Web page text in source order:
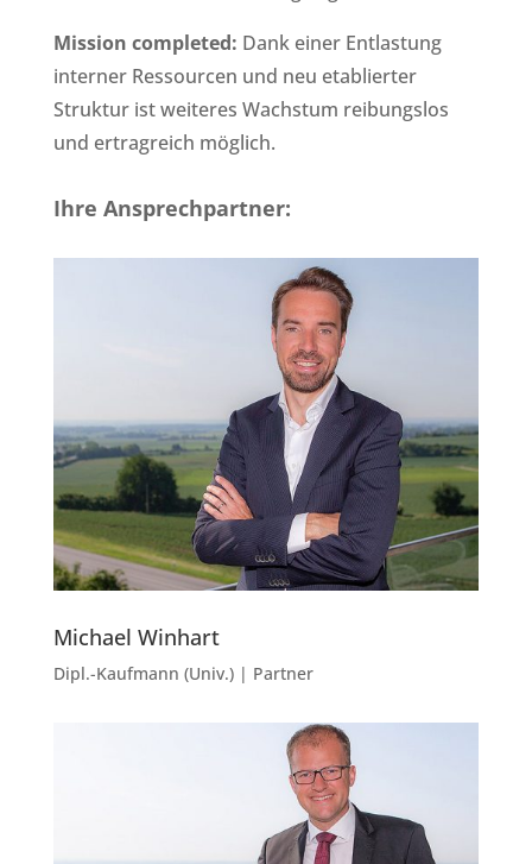
Mission completed: Dank einer Entlastung
interner Ressourcen und neu etablierter
Struktur ist weiteres Wachstum reibungslos
und ertragreich möglich.
Ihre Ansprechpartner:
Michael Winhart
Dipl.-Kaufmann (Univ.) | Partner